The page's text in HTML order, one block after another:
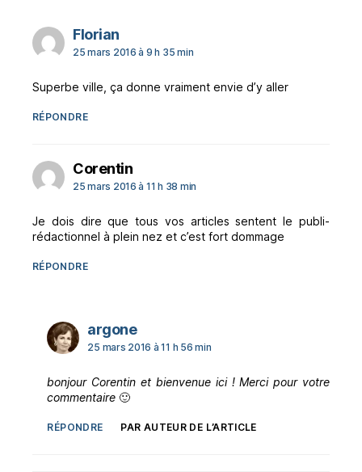
Floriandit :
25 mars 2016 à 9 h 35 min
Superbe ville, ça donne vraiment envie d’y aller
RÉPONDRE
Corentindit :
25 mars 2016 à 11 h 38 min
Je dois dire que tous vos articles sentent le publi-
rédactionnel à plein nez et c’est fort dommage
RÉPONDRE
argonedit :
25 mars 2016 à 11 h 56 min
bonjour Corentin et bienvenue ici ! Merci pour votre
commentaire 🙂
RÉPONDRE PAR AUTEUR DE L’ARTICLE